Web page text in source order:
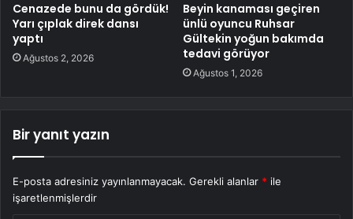
Cenazede bunu da gördük!
Yarı çıplak direk dansı
yaptı
Ağustos 2, 2026
Beyin kanaması geçiren
ünlü oyuncu Ruhsar
Gültekin yoğun bakımda
tedavi görüyor
Ağustos 1, 2026
Bir yanıt yazın
E-posta adresiniz yayınlanmayacak. Gerekli alanlar * ile
işaretlenmişlerdir